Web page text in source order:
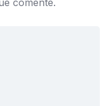
comente.